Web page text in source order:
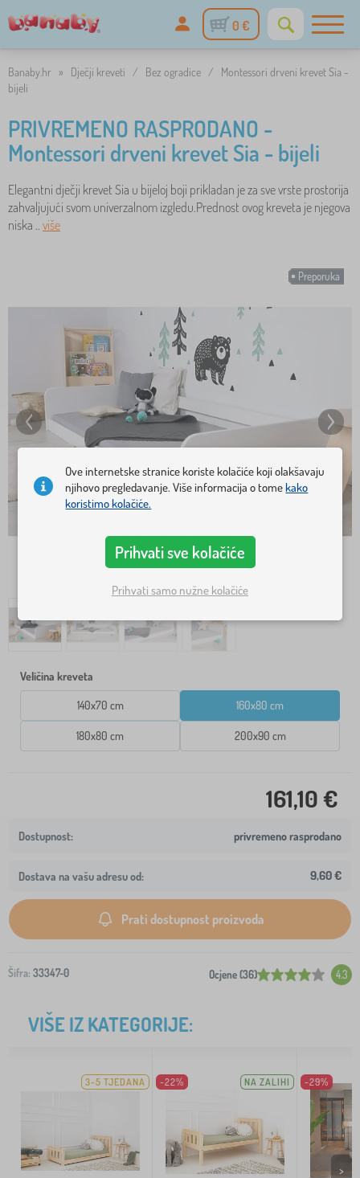
0 €
Banaby.hr » Dječji kreveti / Bez ogradice /
Montessori drveni krevet Sia -
bijeli
PRIVREMENO RASPRODANO -
Montessori drveni krevet Sia - bijeli
Elegantni dječji krevet Sia u bijeloj boji prikladan je za sve vrste prostorija
zahvaljujući svom univerzalnom izgledu.Prednost ovog kreveta je njegova
niska .. više
Preporuka
Veličina kreveta
140x70 cm 160x80 cm
180x80 cm 200x90 cm
161,10 €
privremeno rasprodano
Dostava na vašu adresu od: 9,60 €
Prati dostupnost proizvoda
Šifra: 33347-0 Ocjene (36) 4.3
VIŠE IZ KATEGORIJE:
3-5 TJEDANA -22% NA ZALIHI -29%
>
Ove internetske stranice koriste kolačiće koji olakšavaju
njihovo pregledavanje. Više informacija o tomekako
koristimo kolačiće.
Prihvati sve kolačiće
Prihvati samo nužne kolačiće